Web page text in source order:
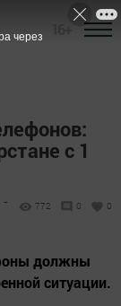
с 1
772 0 0
должны
ситуации.
через